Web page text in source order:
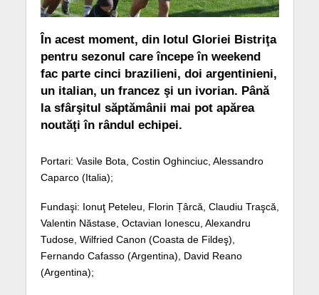
În acest moment, din lotul Gloriei Bistriţa
pentru sezonul care începe în weekend
fac parte cinci brazilieni, doi argentinieni,
un italian, un francez şi un ivorian. Până
la sfârşitul săptămânii mai pot apărea
noutăţi în rândul echipei.
Portari: Vasile Bota, Costin Oghinciuc, Alessandro
Caparco (Italia);
Fundaşi: Ionuţ Peteleu, Florin Țârcă, Claudiu Traşcă,
Valentin Năstase, Octavian Ionescu, Alexandru
Tudose, Wilfried Canon (Coasta de Fildeş),
Fernando Cafasso (Argentina), David Reano
(Argentina);